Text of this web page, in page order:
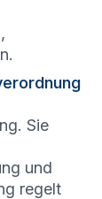
Sie
und
regelt